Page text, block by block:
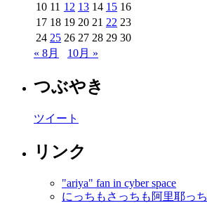
10 11 12 13 14 15 16
17 18 19 20 21 22 23
24 25 26 27 28 29 30
« 8月
10月 »
つぶやき
ツイート
リンク
"ariya" fan in cyber space
にっちもさっちも阿里耶っち